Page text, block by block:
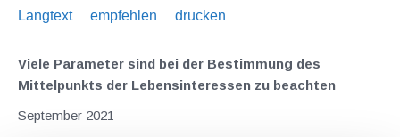
Langtext
empfehlen drucken
Viele Parameter sind bei der Bestimmung des
Mittelpunkts der Lebensinteressen zu beachten
September 2021